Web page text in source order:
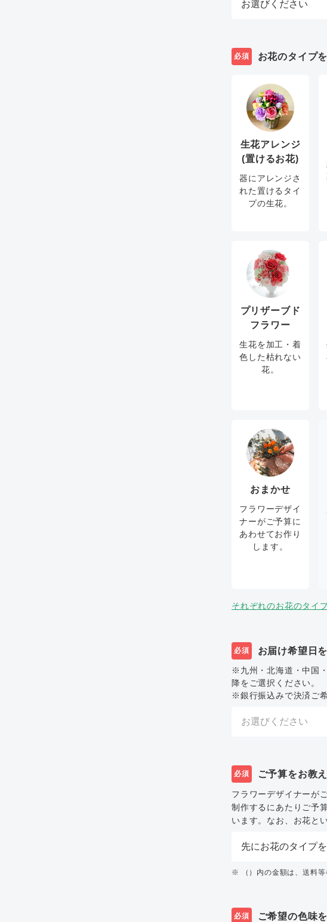
必須 お花のタイプ
生花アレンジ
(置けるお花)
器にアレンジさ
れた置けるタイ
プの生花。
プリザーブド
フラワー
生花を加工・着
色した枯れない
花。
おまかせ
フラワーデザイ
ナーがご予算に
あわせてお作り
します。
それぞれのお花のタイ
必須 お届け希望日
※九州・北海道・中国
降をご選択ください。
※銀行振込みで決済ご
必須 ご予算をお教
フラワーデザイナーが
制作するにあたりご予
います。なお、お花と
※ （）内の金額は、送料等
必須 ご希望の色味